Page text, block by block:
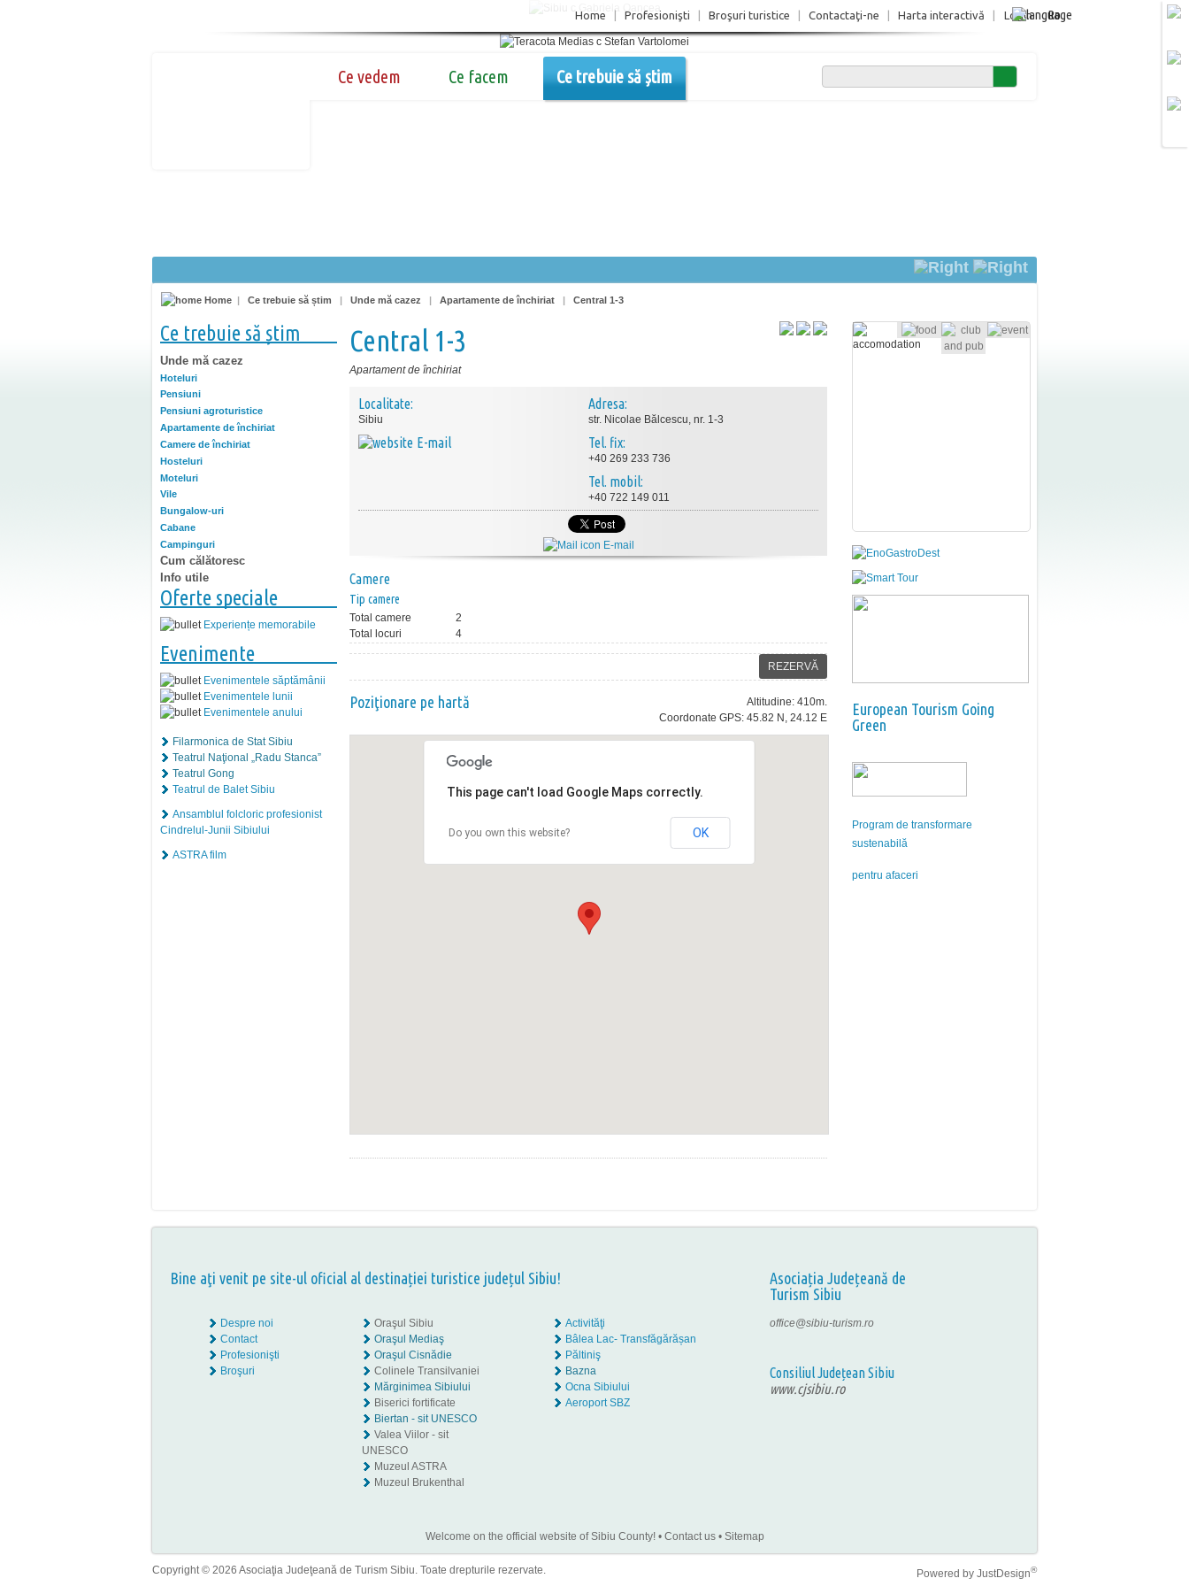
Login Ro
Home Profesionişti Broşuri turistice Contactaţi-ne Harta interactivă
Ce vedem Ce facem Ce trebuie să știm
Home | Ce trebuie să știm | Unde mă cazez | Apartamente de închiriat | Central 1-3
Ce trebuie să știm
Unde mă cazez
Hoteluri
Pensiuni
Pensiuni agroturistice
Apartamente de închiriat
Camere de închiriat
Hosteluri
Moteluri
Vile
Bungalow-uri
Cabane
Campinguri
Cum călătoresc
Info utile
Oferte speciale
Experiențe memorabile
Evenimente
Evenimentele săptămânii
Evenimentele lunii
Evenimentele anului
Filarmonica de Stat Sibiu
Teatrul Naţional „Radu Stanca”
Teatrul Gong
Teatrul de Balet Sibiu
Ansamblul folcloric profesionist
Cindrelul-Junii Sibiului
ASTRA film
Central 1-3
Apartament de închiriat
Localitate:
Sibiu
E-mail
Adresa:
str. Nicolae Bălcescu, nr. 1-3
Tel. fix:
+40 269 233 736
Tel. mobil:
+40 722 149 011
E-mail
Camere
Tip camere
Total camere
2
Total locuri
4
REZERVĂ
Altitudine: 410m.
Coordonate GPS: 45.82 N, 24.12 E
Poziţionare pe hartă
This page can't load Google Maps correctly.
Do you own this website? OK
European Tourism Going
Green
Program de transformare
sustenabilă
pentru afaceri
Bine aţi venit pe site-ul oficial al destinației turistice județul Sibiu!
Asociația Județeană de
Turism Sibiu
Despre noi
Contact
Profesionişti
Broşuri
Oraşul Sibiu
Oraşul Mediaş
Oraşul Cisnădie
Colinele Transilvaniei
Mărginimea Sibiului
Biserici fortificate
Biertan - sit UNESCO
Valea Viilor - sit
UNESCO
Muzeul ASTRA
Muzeul Brukenthal
Activităţi
Bâlea Lac- Transfăgărășan
Păltiniş
Bazna
Ocna Sibiului
Aeroport SBZ
office@sibiu-turism.ro
Consiliul Județean Sibiu
www.cjsibiu.ro
Welcome on the official website of Sibiu County!• Contact us• Sitemap
Copyright © 2026 Asociaţia Judeţeană de Turism Sibiu. Toate drepturile rezervate. Powered by JustDesign®